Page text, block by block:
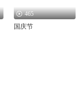
465
国庆节